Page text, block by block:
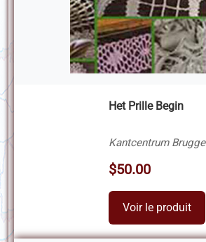
Het Prille Begin
Kantcentrum Brugge
$50.00
Voir le produit